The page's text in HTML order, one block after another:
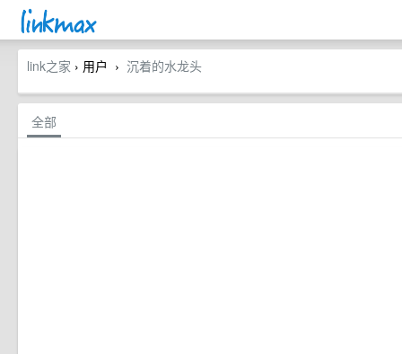
link之家 › 用户 › 沉着的水龙头
全部